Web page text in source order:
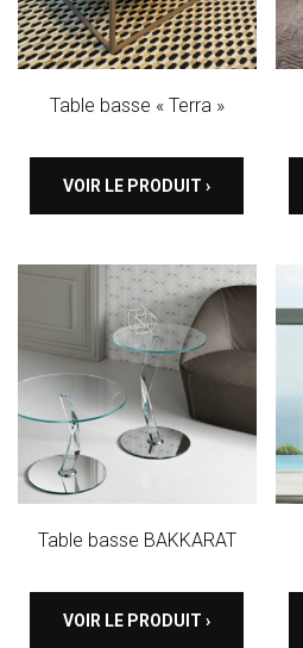
Table basse « Terra »
VOIR LE PRODUIT ›
Table basse BAKKARAT
VOIR LE PRODUIT ›